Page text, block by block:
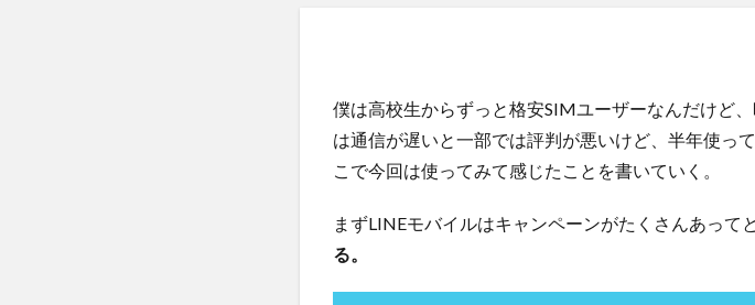
僕は高校生からずっと格安SIMユーザーなんだけど
は通信が遅いと一部では評判が悪いけど、半年使っ
こで今回は使ってみて感じたことを書いていく。
まずLINEモバイルはキャンペーンがたくさんあって
る。